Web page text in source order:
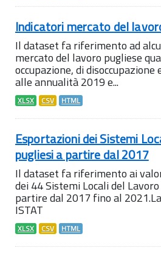
Indicatori mercato del
Il dataset fa riferimento ad
mercato del lavoro pugliese
occupazione, di
alle annualità 2019 e...
XLSX CSV HTML
Esportazioni dei Sistemi
pugliesi a partire dal 2017
Il dataset fa riferimento ai
dei 44 Sistemi Locali del
partire dal 2017 fino al
ISTAT
XLSX CSV HTML